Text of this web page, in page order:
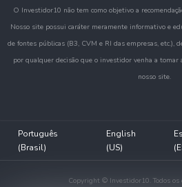
O Investidor10 não tem como objetivo a
Nosso site possui caráter meramente informativo e
de fontes públicas (B3, CVM e RI das empresas, etc.),
por qualquer decisão que o investidor venha a
nosso site.
Português
(Brasil)
English
(US)
Copyright © Investidor10. Todos os